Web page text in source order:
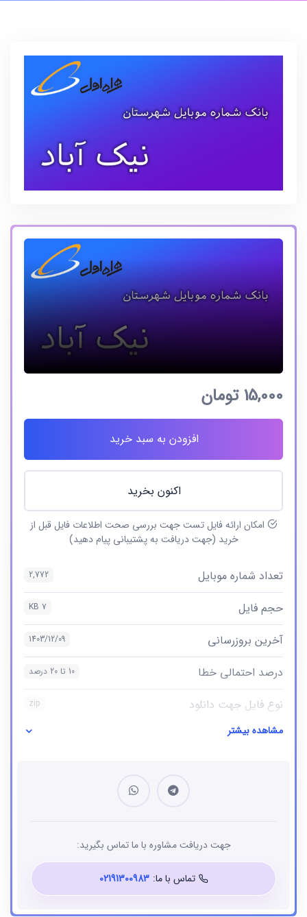
15,000تومان
افزودن به سبد خرید
اکنون بخرید
امکان ارائه فایل تست جهت بررسی صحت اطلاعات فایل قبل از
خرید (جهت دریافت به پشتیبانی پیام دهید)
تعداد شماره موبایل 2,772
حجم فایل 7 KB
آخرین بروزرسانی 1403/12/09
درصد احتمالی خطا 10 تا 20 درصد
نوع فایل جهت دانلود zip
نوع فایل بانک شماره موبایل مشاهده بیشتر
جهت دریافت مشاوره با ما تماس بگیرید:
تماس با ما: 02191300983